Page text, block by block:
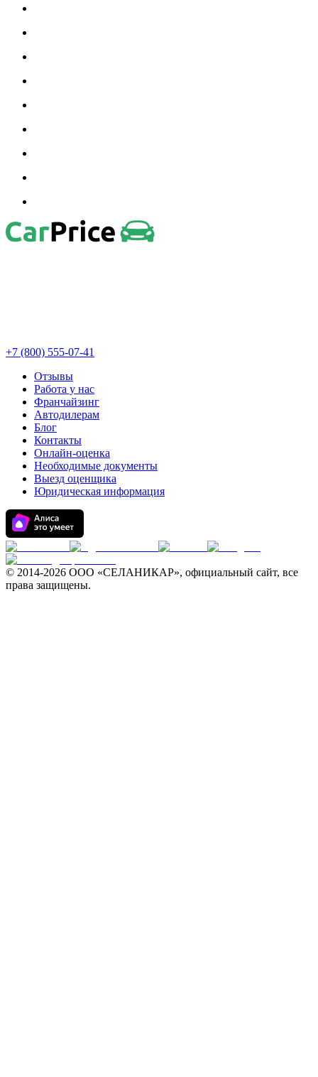
+7 (800) 555-07-41
Отзывы
Работа у нас
Франчайзинг
Автодилерам
Блог
Контакты
Онлайн-оценка
Необходимые документы
Выезд оценщика
Юридическая информация
© 2014-2026 ООО «СЕЛАНИКАР», официальный сайт, все
права защищены.